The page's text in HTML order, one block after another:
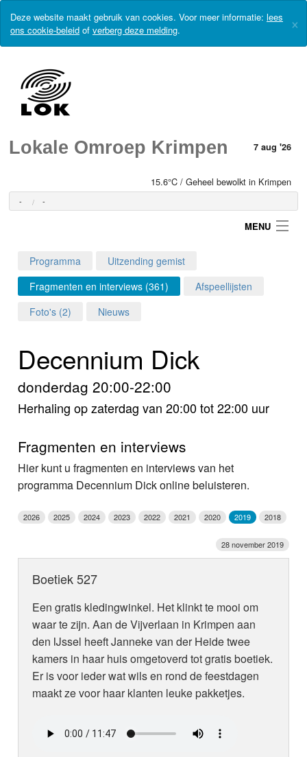
Deze website maakt gebruik van cookies. Voor meer informatie: lees
ons cookie-beleid of verberg deze melding. ×
Lokale Omroep Krimpen 7 aug '26
15.6°C / Geheel bewolkt in Krimpen
- -
MENU
Login
Home
Foto's
Video
Webcam
Info
Programma
Uitzending gemist
Fragmenten en interviews (361)
Afspeellijsten
Foto's (2)
Nieuws
Decennium Dick
donderdag 20:00-22:00
Herhaling op zaterdag van 20:00 tot 22:00 uur
Fragmenten en interviews
Hier kunt u fragmenten en interviews van het
programma Decennium Dick online beluisteren.
2026 2025 2024 2023 2022 2021 2020 2019 2018
28 november 2019
Boetiek 527
Een gratis kledingwinkel. Het klinkt te mooi om
waar te zijn. Aan de Vijverlaan in Krimpen aan
den IJssel heeft Janneke van der Heide twee
kamers in haar huis omgetoverd tot gratis boetiek.
Er is voor ieder wat wils en rond de feestdagen
maakt ze voor haar klanten leuke pakketjes.